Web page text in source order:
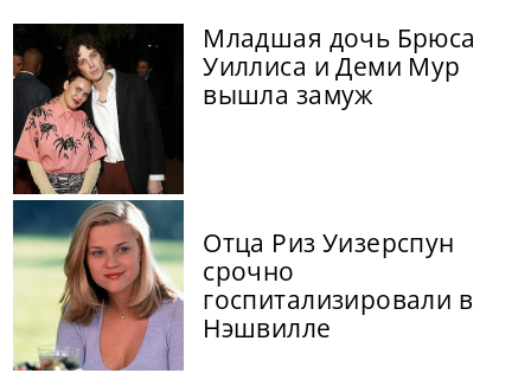
Младшая дочь Брюса
Уиллиса и Деми Мур
вышла замуж
Отца Риз Уизерспун
срочно
госпитализировали в
Нэшвилле